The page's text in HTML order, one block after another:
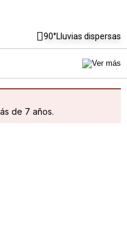
90°Lluvias dispersas
de 7 años.